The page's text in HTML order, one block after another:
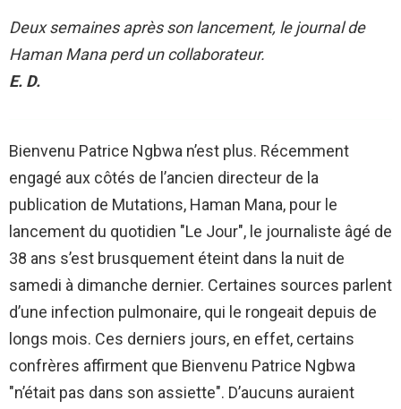
Deux semaines après son lancement, le journal de
Haman Mana perd un collaborateur.
E. D.
Bienvenu Patrice Ngbwa n’est plus. Récemment
engagé aux côtés de l’ancien directeur de la
publication de Mutations, Haman Mana, pour le
lancement du quotidien "Le Jour", le journaliste âgé de
38 ans s’est brusquement éteint dans la nuit de
samedi à dimanche dernier. Certaines sources parlent
d’une infection pulmonaire, qui le rongeait depuis de
longs mois. Ces derniers jours, en effet, certains
confrères affirment que Bienvenu Patrice Ngbwa
"n’était pas dans son assiette". D’aucuns auraient